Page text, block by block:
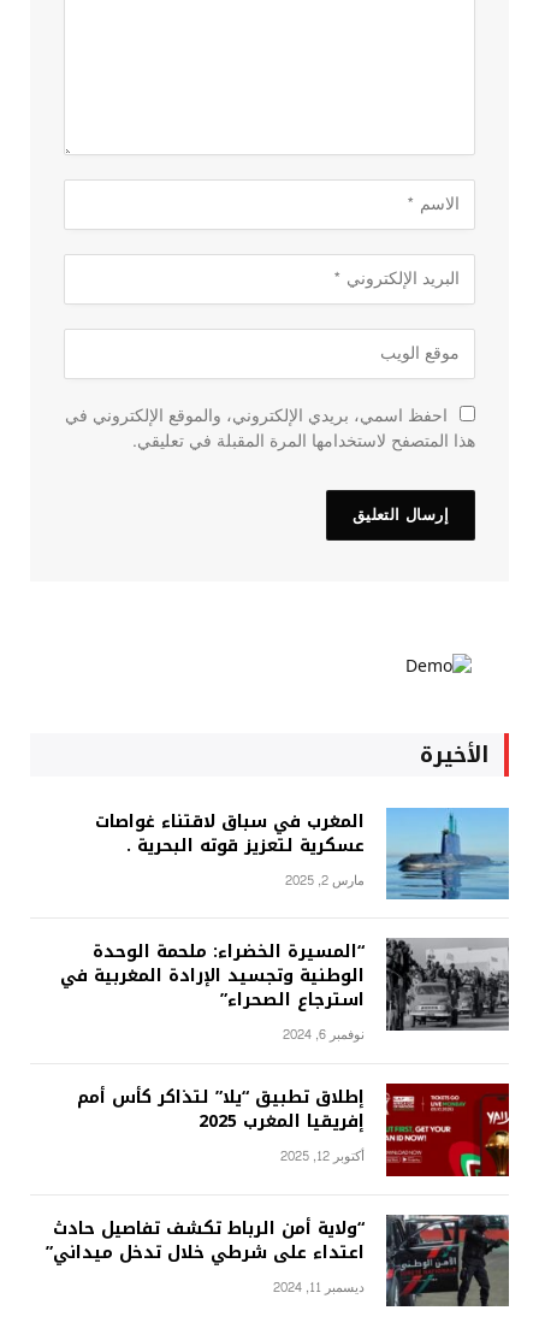
احفظ اسمي، بريدي الإلكتروني، والموقع الإلكتروني في
هذا المتصفح لاستخدامها المرة المقبلة في تعليقي.
الأخيرة
المغرب في سباق لاقتناء غواصات
عسكرية لتعزيز قوته البحرية .
مارس 2, 2025
“المسيرة الخضراء: ملحمة الوحدة
الوطنية وتجسيد الإرادة المغربية في
استرجاع الصحراء”
نوفمبر 6, 2024
إطلاق تطبيق “يلا” لتذاكر كأس أمم
إفريقيا المغرب 2025
أكتوبر 12, 2025
“ولاية أمن الرباط تكشف تفاصيل حادث
اعتداء على شرطي خلال تدخل ميداني”
ديسمبر 11, 2024